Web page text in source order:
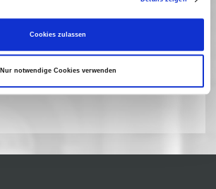
Cookies zulassen
Nur notwendige Cookies verwenden